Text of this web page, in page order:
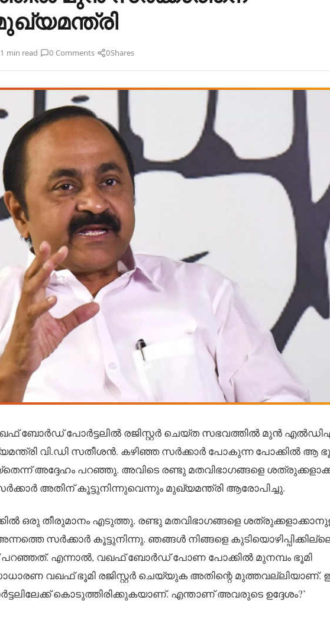
1 min read· 0 Comments· 0Shares
ബോര്‍ഡ് പോര്‍ട്ടലില്‍ രജിസ്റ്റര്‍ ചെയ്ത സഭവത്തില്‍ മുന്‍
വി.ഡി സതീശന്‍. കഴിഞ്ഞ സര്‍ക്കാര്‍ പോകുന്ന പോക്കില്‍ ആ
അദ്ദേഹം പറഞ്ഞു. അവിടെ രണ്ടു മതവിഭാഗങ്ങളെ
അതിന് കൂട്ടുനിന്നുവെന്നും മുഖ്യമന്ത്രി ആരോപിച്ചു.
ഒരു തീരുമാനം എടുത്തു. രണ്ടു മതവിഭാഗങ്ങളെ
സര്‍ക്കാര്‍ കൂട്ടുനിന്നു. ഞങ്ങള്‍ നിങ്ങളെ
പറഞ്ഞത്. എന്നാല്‍, വഖഫ് ബോര്‍ഡ് പോണ പോക്കില്‍ മുനമ്പം ഭൂമി
വഖഫ് ഭൂമി രജിസ്റ്റര്‍ ചെയ്യുക അതിന്റെ മുത്തവല്ലിയാണ്.
കൊടുത്തിരിക്കുകയാണ്. എന്താണ് അവരുടെ ഉദ്ദേശം?’